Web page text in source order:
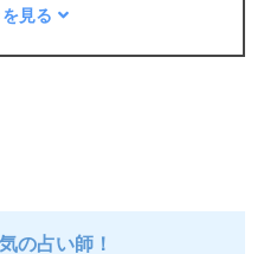
連絡がくるタイミング
見る
の占い師！